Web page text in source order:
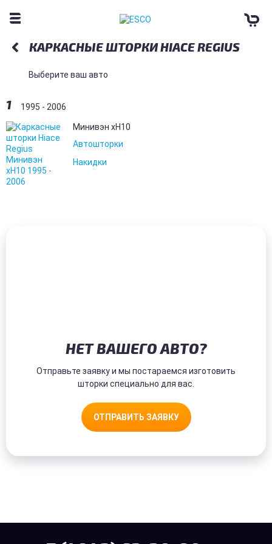
КАРКАСНЫЕ ШТОРКИ HIACE REGIUS
Выберите ваш авто
1 1995 - 2006
Минивэн xH10
Автошторки
Накидки
НЕТ ВАШЕГО АВТО?
Отправьте заявку и мы постараемся изготовить
шторки специально для вас.
ОТПРАВИТЬ ЗАЯВКУ